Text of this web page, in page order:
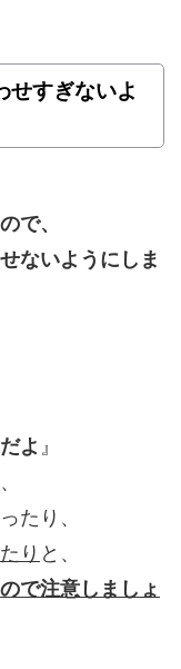
せすぎないよ
で、
ないようにしま
よ 』
たり、
り と、
で注意しましょ